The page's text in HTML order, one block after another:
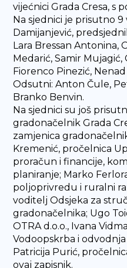
vijećnici Grada Cresa, s
Na sjednici je prisutno 9
Damijanjević,
Lara Bressan Antonina,
Medarić, Samir
Fiorenco Pinezić,
Odsutni: Anton Čule,
Branko Benvin.
Na sjednici su još
gradonačelnik Grada
zamjenica
Kremenić, pročelnica
proračun i financije,
planiranje; Marko
poljoprivredu i ruralni
voditelj Odsjeka za
gradonačelnika; Ugo
OTRA d.o.o., Ivana
Vodoopskrba i odvodnja
Patricija Purić,
ovaj zapisnik.